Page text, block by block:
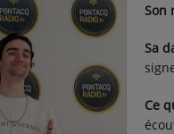
Son
Sa
Ce